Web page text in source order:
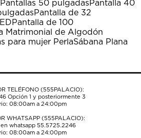
Pantallas 50 pulgadasPantalla 40
Pantalla de 32
Pantalla de 100
Matrimonial de Algodón
para mujer PerlaSábana Plana
TELÉFONO (555PALACIO):
Opción 1 y posteriormente 3
08:00am a 24:00pm
WHATSAPP (555PALACIO):
whatsapp 55.5725.2246
08:00am a 24:00pm